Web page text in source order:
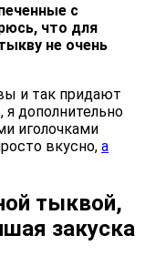
с
что для
не очень
и так придают
дополнительно
иголочками
вкусно, а
тыквой,
закуска